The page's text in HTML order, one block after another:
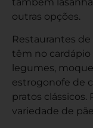
outras opções.
Restaurantes
têm no
legumes,
estrogonofe de
pratos clássicos.
variedade de